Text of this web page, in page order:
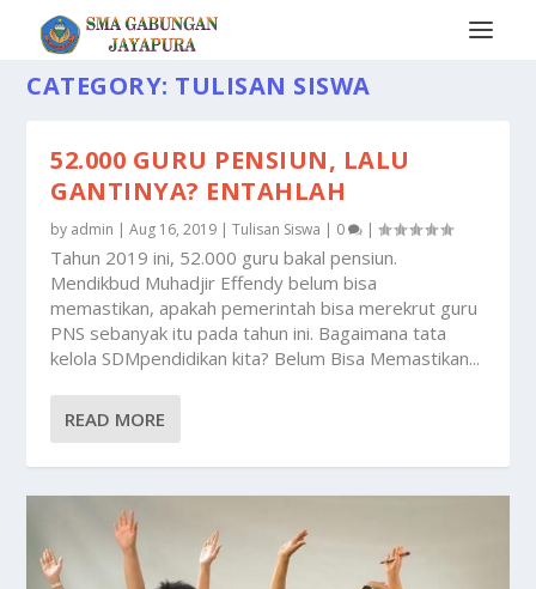
CATEGORY: TULISAN SISWA
52.000 GURU PENSIUN, LALU
GANTINYA? ENTAHLAH
by admin |Aug 16, 2019 |Tulisan Siswa | 0 |
Tahun 2019 ini, 52.000 guru bakal pensiun.
Mendikbud Muhadjir Effendy belum bisa
memastikan, apakah pemerintah bisa merekrut guru
PNS sebanyak itu pada tahun ini. Bagaimana tata
kelola SDMpendidikan kita? Belum Bisa Memastikan...
READ MORE